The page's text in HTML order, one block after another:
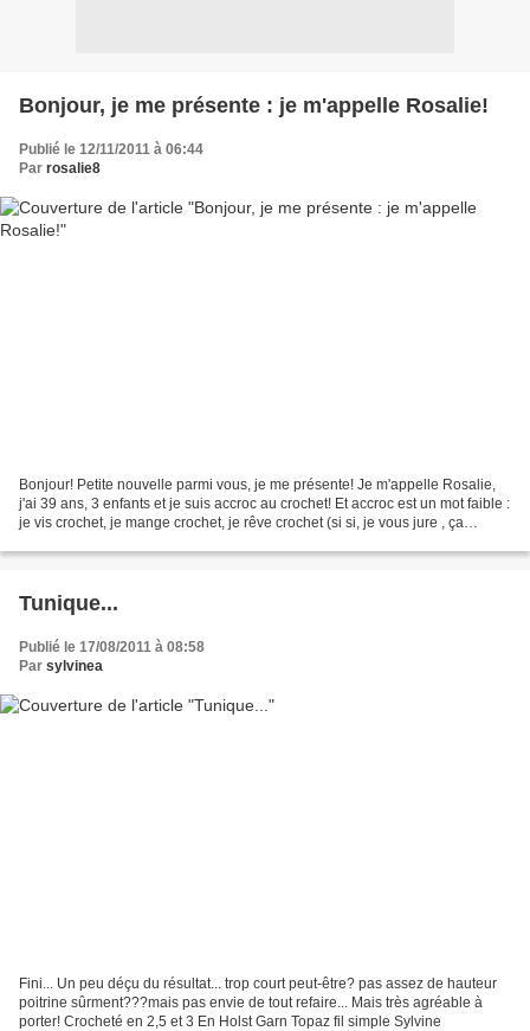
Bonjour, je me présente : je m'appelle Rosalie!
Publié le 12/11/2011 à 06:44
Par rosalie8
Bonjour! Petite nouvelle parmi vous, je me présente! Je m'appelle Rosalie,
j'ai 39 ans, 3 enfants et je suis accroc au crochet! Et accroc est un mot faible :
je vis crochet, je mange crochet, je rêve crochet (si si, je vous jure , ça
Tunique...
Publié le 17/08/2011 à 08:58
Par sylvinea
Fini... Un peu déçu du résultat... trop court peut-être? pas assez de hauteur
poitrine sûrment???mais pas envie de tout refaire... Mais très agréable à
porter! Crocheté en 2,5 et 3 En Holst Garn Topaz fil simple Sylvine